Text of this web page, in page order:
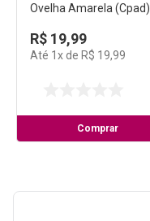
Ovelha Amarela (Cpad)
R$ 19,99
Até 1 x de R$ 19,99
Comprar